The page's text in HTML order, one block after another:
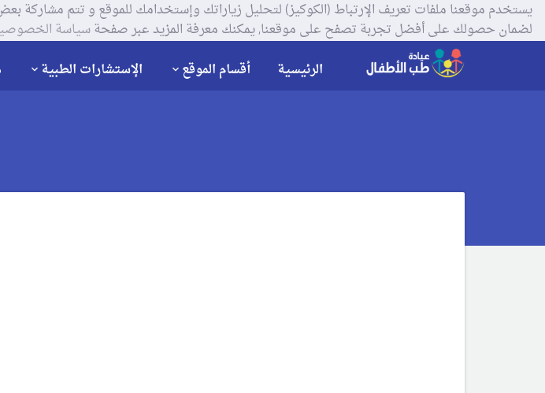
لضمان حصولك على أفضل تجربة تصفح على موقعنا, يمكنك معرفة المزيد عبر صفحةسياسة
الرئيسية أقسام الموقع الإستشارات الطبية